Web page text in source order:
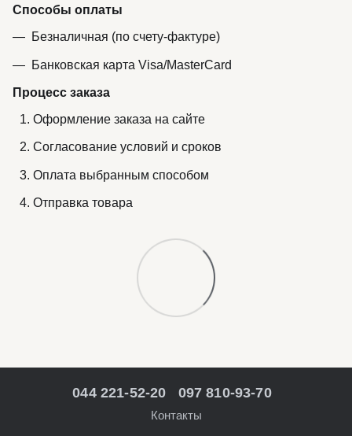
Способы оплаты
Безналичная (по счету-фактуре)
Банковская карта Visa/MasterCard
Процесс заказа
Оформление заказа на сайте
Согласование условий и сроков
Оплата выбранным способом
Отправка товара
044 221-52-20 097 810-93-70
Контакты